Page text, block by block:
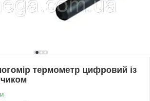
термометр цифровий із